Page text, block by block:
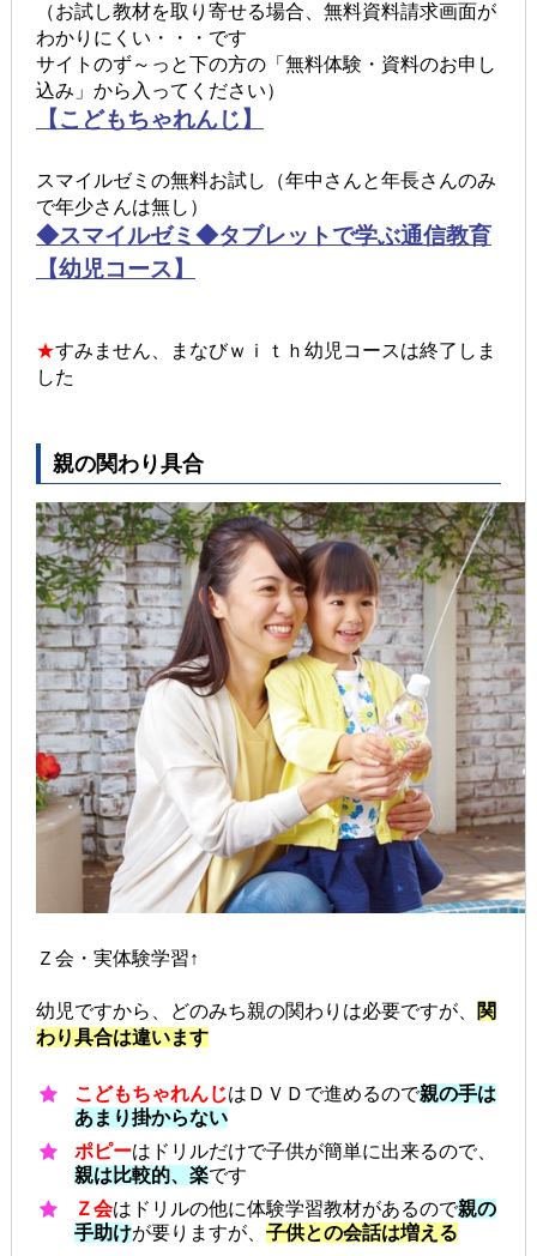
（お試し教材を取り寄せる場合、無料資料請求画面が
わかりにくい・・・です
サイトのず～っと下の方の「無料体験・資料のお申し
込み」から入ってください）
【こどもちゃれんじ】
スマイルゼミの無料お試し（年中さんと年長さんのみ
で年少さんは無し）
◆スマイルゼミ◆タブレットで学ぶ通信教育
【幼児コース】
★すみません、まなびｗｉｔｈ幼児コースは終了しま
した
親の関わり具合
Ｚ会・実体験学習↑
幼児ですから、どのみち親の関わりは必要ですが、
関
わり具合は違います
こどもちゃれんじはＤＶＤで進めるので親の手は
あまり掛からない
ポピーはドリルだけで子供が簡単に出来るので、
親は比較的、楽です
Ｚ会はドリルの他に体験学習教材があるので親の
手助けが要りますが、 子供との会話は増える